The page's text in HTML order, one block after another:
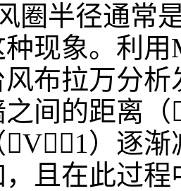
圈半径通常
现象。利用
布拉万分
之间的距离
V1）逐
且在此过